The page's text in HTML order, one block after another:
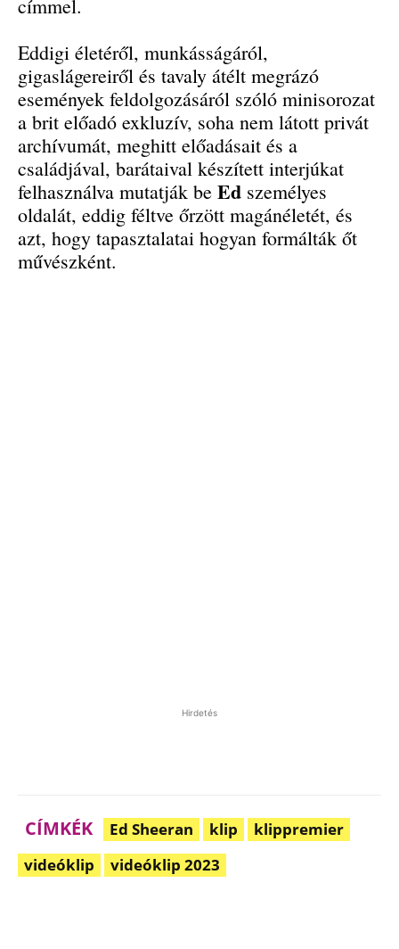
címmel.
Eddigi életéről, munkásságáról,
gigaslágereiről és tavaly átélt megrázó
események feldolgozásáról szóló minisorozat
a brit előadó exkluzív, soha nem látott privát
archívumát, meghitt előadásait és a
családjával, barátaival készített interjúkat
felhasználva mutatják be Ed személyes
oldalát, eddig féltve őrzött magánéletét, és
azt, hogy tapasztalatai hogyan formálták őt
művészként.
Hirdetés
CÍMKÉK Ed Sheeran klip
klippremier
videóklip
videóklip 2023